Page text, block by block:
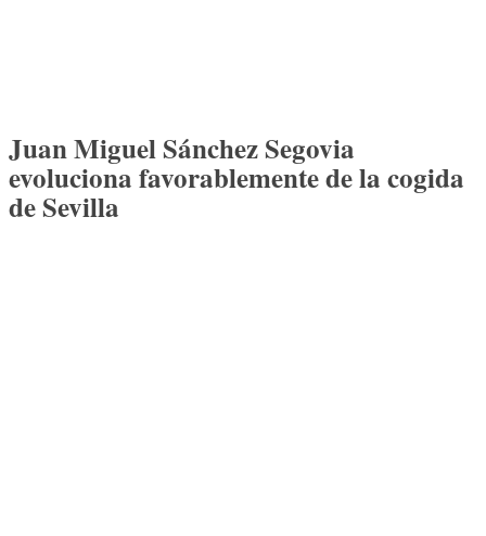
Juan Miguel Sánchez Segovia
evoluciona favorablemente de la cogida
de Sevilla